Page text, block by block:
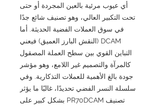
أي عيوب مرئية بالعين المجردة أو حتى
تحت التكبير العالي، وهو تصنيف شائع جدًا
في سوق العملات الفضية الحديثة. أما
DCAM (النقش البارز العميق) فيعني
التباين القوي بين سطح العملة المصقول
كالمرآة والتصميم غير اللامع، وهو مؤشر
جودة بالغ الأهمية للعملات التذكارية. وفي
سلسلة النسر الفضي تحديدًا، غالبًا ما يؤثر
تصنيف PR70DCAM بشكل كبير على